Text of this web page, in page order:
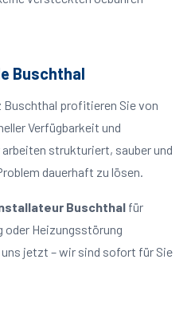
Buschthal
Buschthal profitieren Sie von
Verfügbarkeit und
strukturiert, sauber und
dauerhaft zu lösen.
Buschthalfür
oder Heizungsstörung
jetzt – wir sind sofort für Sie